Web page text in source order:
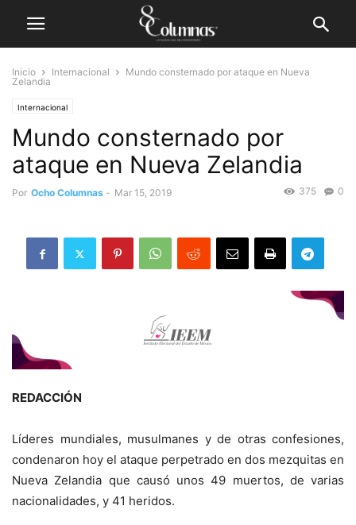
Inicio Internacional
Mundo consternado por ataque en Nueva
Zelandia
Internacional
Mundo consternado por
ataque en Nueva Zelandia
Por Ocho Columnas - Mar 15, 2019 0
375
REDACCIÓN
Líderes mundiales, musulmanes y de otras confesiones,
condenaron hoy el ataque perpetrado en dos mezquitas en
Nueva Zelandia que causó unos 49 muertos, de varias
nacionalidades, y 41 heridos.